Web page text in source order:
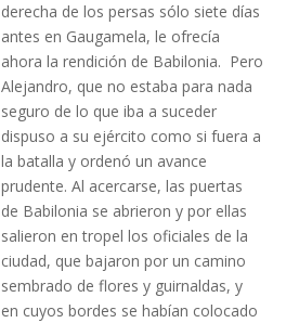
derecha de los persas sólo siete días
antes en Gaugamela, le ofrecía
ahora la rendición de Babilonia. Pero
Alejandro, que no estaba para nada
seguro de lo que iba a suceder
dispuso a su ejército como si fuera a
la batalla y ordenó un avance
prudente. Al acercarse, las puertas
de Babilonia se abrieron y por ellas
salieron en tropel los oficiales de la
ciudad, que bajaron por un camino
sembrado de flores y guirnaldas, y
en cuyos bordes se habían colocado